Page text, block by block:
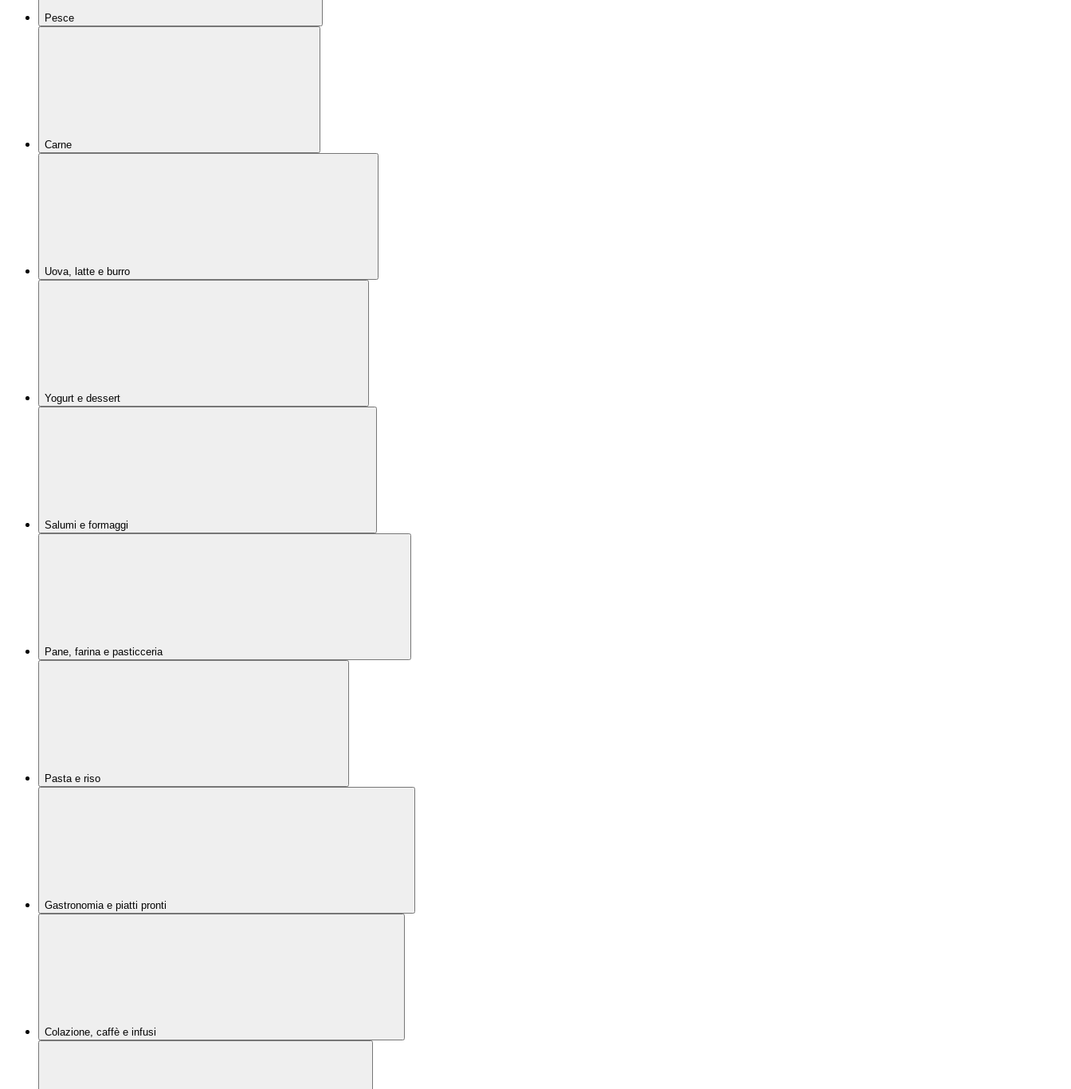
Pesce
Carne
Uova, latte e burro
Yogurt e dessert
Salumi e formaggi
Pane, farina e pasticceria
Pasta e riso
Gastronomia e piatti pronti
Colazione, caffè e infusi